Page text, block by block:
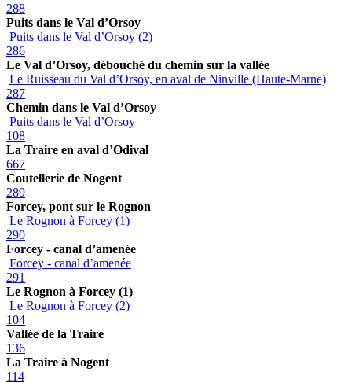
288
Puits dans le Val d’Orsoy
Puits dans le Val d’Orsoy (2)
286
Le Val d’Orsoy, débouché du chemin sur la vallée
Le Ruisseau du Val d’Orsoy, en aval de Ninville (Haute-Marne)
287
Chemin dans le Val d’Orsoy
Puits dans le Val d’Orsoy
108
La Traire en aval d’Odival
667
Coutellerie de Nogent
289
Forcey, pont sur le Rognon
Le Rognon à Forcey (1)
290
Forcey - canal d’amenée
Forcey - canal d’amenée
291
Le Rognon à Forcey (1)
Le Rognon à Forcey (2)
104
Vallée de la Traire
136
La Traire à Nogent
114